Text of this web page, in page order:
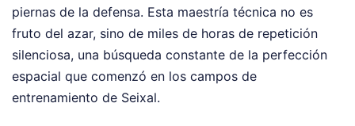
piernas de la defensa. Esta maestría técnica no es
fruto del azar, sino de miles de horas de repetición
silenciosa, una búsqueda constante de la perfección
espacial que comenzó en los campos de
entrenamiento de Seixal.